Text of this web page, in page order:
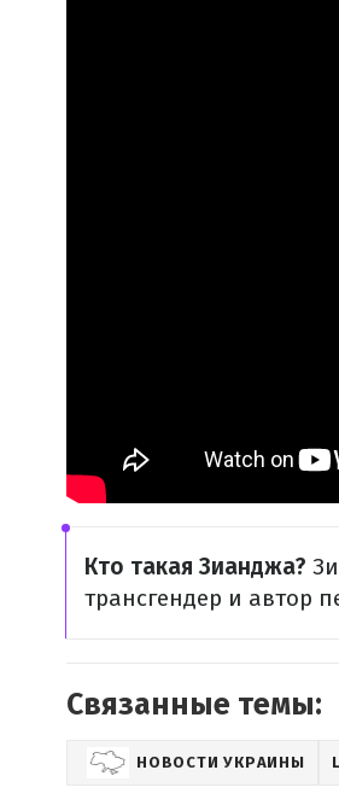
Кто такая Зианджа?
трансгендер и автор
Связанные темы:
НОВОСТИ УКРАИНЫ